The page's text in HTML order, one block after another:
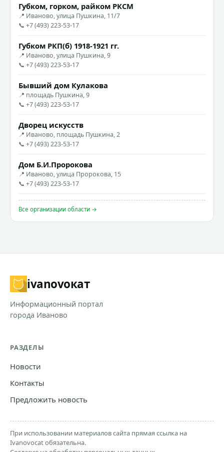
Губком, горком, райком РКСМ
📍 Иваново, улица Пушкина, 11/7
📞 +7 (493) 223-53-17
Губком РКП(б) 1918-1921 гг.
📍 Иваново, улица Пушкина, 9
📞 +7 (493) 223-53-17
Бывший дом Кулакова
📍 площадь Пушкина, 9
📞 +7 (493) 223-53-17
Дворец искусств
📍 Иваново, площадь Пушкина, 2
📞 +7 (493) 223-53-17
Дом Б.И.Пророкова
📍 Иваново, улица Пророкова, 15
📞 +7 (493) 223-53-17
Все организации области →
ivanovoкат
Информационный портал
города Иваново
РАЗДЕЛЫ
Новости
Контакты
Предложить новость
При использовании материалов сайта прямая ссылка на
Ivanovocat обязательна.